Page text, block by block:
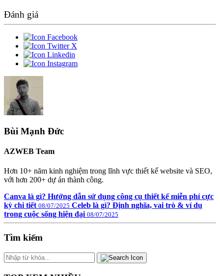
Đánh giá
Bùi Mạnh Đức
AZWEB Team
Hơn 10+ năm kinh nghiệm trong lĩnh vực thiết kế website và SEO,
với hơn 200+ dự án thành công.
Canva là gì? Hướng dẫn sử dụng công cụ thiết kế miễn phí cực
kỳ chi tiết 08/07/2025 Celeb là gì? Định nghĩa, vai trò & ví dụ
trong cuộc sống hiện đại 08/07/2025
Tìm kiếm